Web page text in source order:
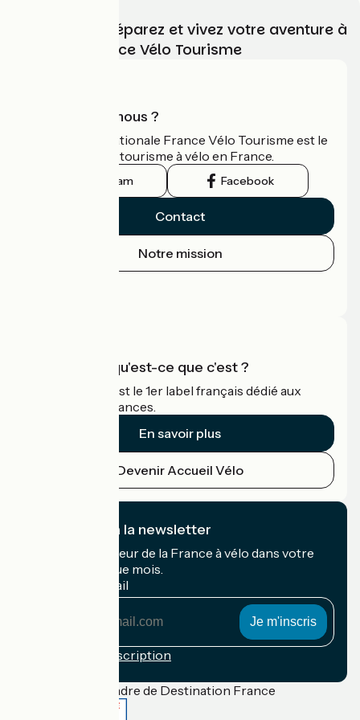
Choisissez, préparez et vivez votre aventure à
vélo avec France Vélo Tourisme
Qui sommes-nous ?
L'association nationale France Vélo Tourisme est le
guide officiel du tourisme à vélo en France.
Instagram Facebook
Contact
Notre mission
Accueil Vélo qu'est-ce que c'est ?
Accueil Vélo c'est le 1er label français dédié aux
cyclistes en vacances.
En savoir plus
Devenir Accueil Vélo
Je m'abonne à la newsletter
Recevez le meilleur de la France à vélo dans votre
boîte mail chaque mois.
Mon adresse mail
Conditions d'inscription
Financé dans le cadre de Destination France